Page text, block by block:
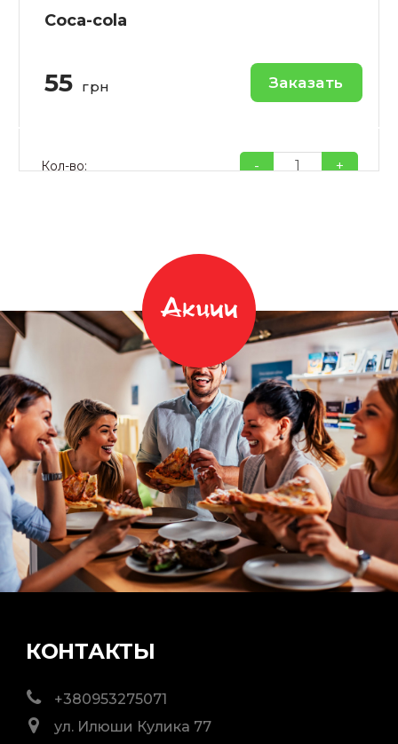
Coca-cola
55 грн Заказать
Кол-во: - +
Акции
КОНТАКТЫ
+380953275071
ул. Илюши Кулика 77